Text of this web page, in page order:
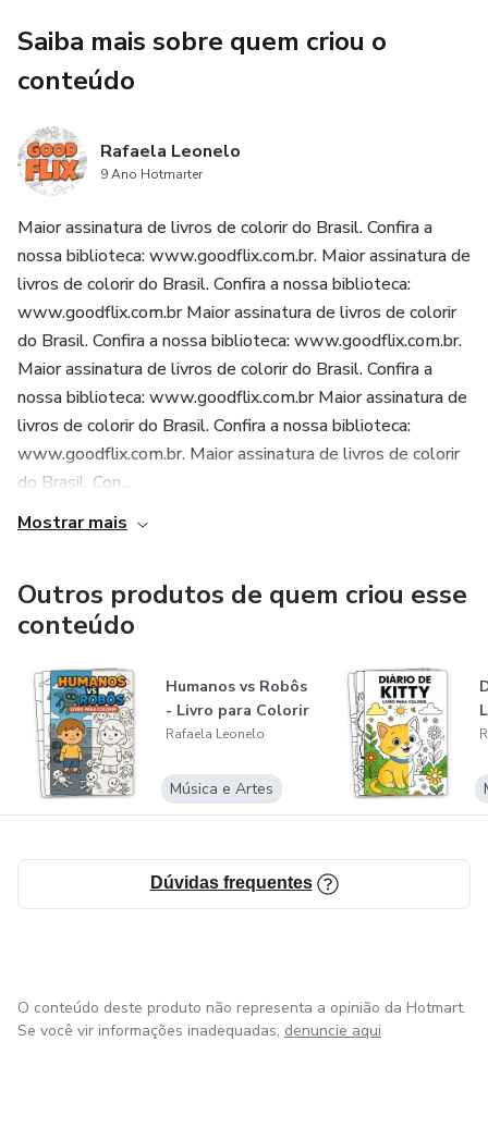
Saiba mais sobre quem criou o
conteúdo
Rafaela Leonelo
9 Ano Hotmarter
Maior assinatura de livros de colorir do Brasil. Confira a
nossa biblioteca: www.goodflix.com.br. Maior assinatura de
livros de colorir do Brasil. Confira a nossa biblioteca:
www.goodflix.com.br Maior assinatura de livros de colorir
do Brasil. Confira a nossa biblioteca: www.goodflix.com.br.
Maior assinatura de livros de colorir do Brasil. Confira a
nossa biblioteca: www.goodflix.com.br Maior assinatura de
livros de colorir do Brasil. Confira a nossa biblioteca:
www.goodflix.com.br. Maior assinatura de livros de colorir
do Brasil. Con...
Mostrar mais
Outros produtos de quem criou esse
conteúdo
Humanos vs Robôs
- Livro para Colorir
Rafaela Leonelo
Música e Artes
Dúvidas frequentes
O conteúdo deste produto não representa a opinião da Hotmart.
Se você vir informações inadequadas, denuncie aqui